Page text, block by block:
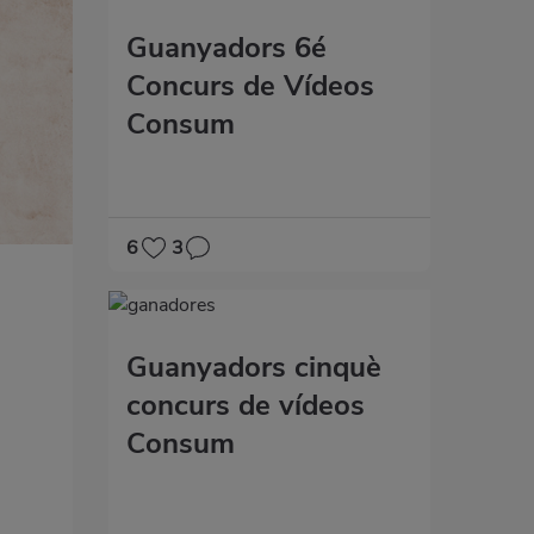
Guanyadors 6é
Concurs de Vídeos
Consum
6 3
Guanyadors cinquè
concurs de vídeos
Consum